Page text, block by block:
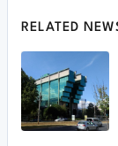
RELATED